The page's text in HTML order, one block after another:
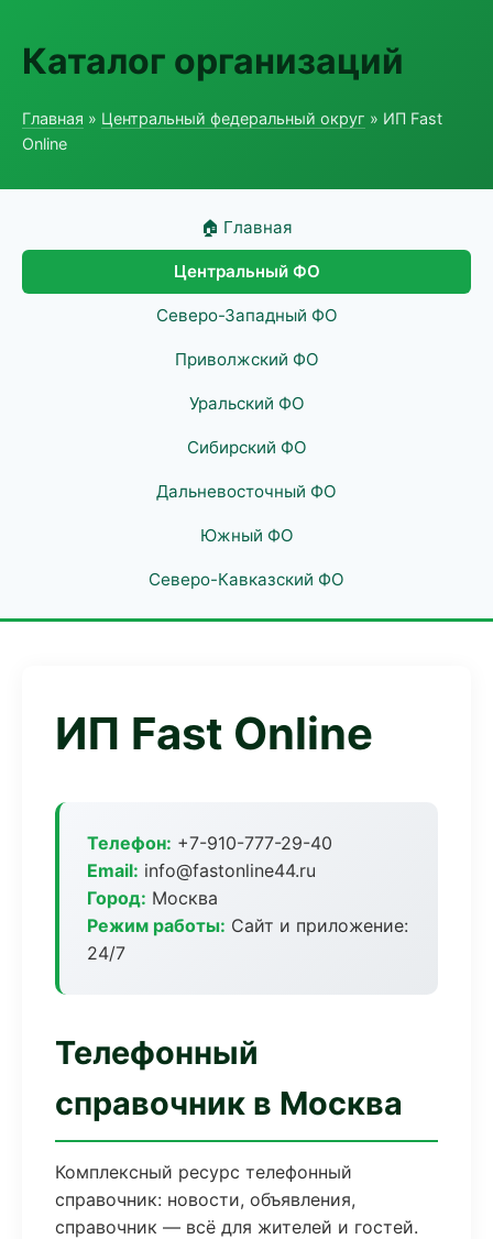
Каталог организаций
Главная » Центральный федеральный округ » ИП Fast
Online
🏠 Главная
Центральный ФО
Северо-Западный ФО
Приволжский ФО
Уральский ФО
Сибирский ФО
Дальневосточный ФО
Южный ФО
Северо-Кавказский ФО
ИП Fast Online
Телефон: +7-910-777-29-40
Email: info@fastonline44.ru
Город: Москва
Режим работы: Сайт и приложение:
24/7
Телефонный
справочник в Москва
Комплексный ресурс телефонный
справочник: новости, объявления,
справочник — всё для жителей и гостей.